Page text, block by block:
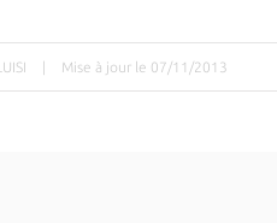
| Mise à jour le 07/11/2013